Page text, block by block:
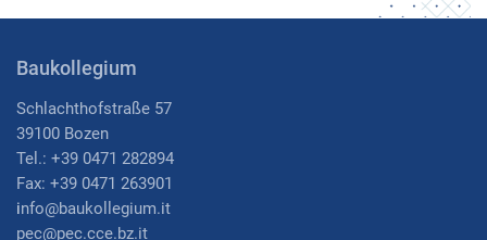
Baukollegium
Schlachthofstraße 57
39100 Bozen
Tel.: +39 0471 282894
Fax: +39 0471 263901
info@baukollegium.it
pec@pec.cce.bz.it